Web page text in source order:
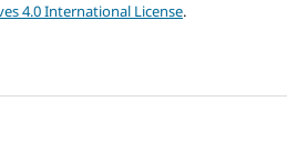
4.0 International License.